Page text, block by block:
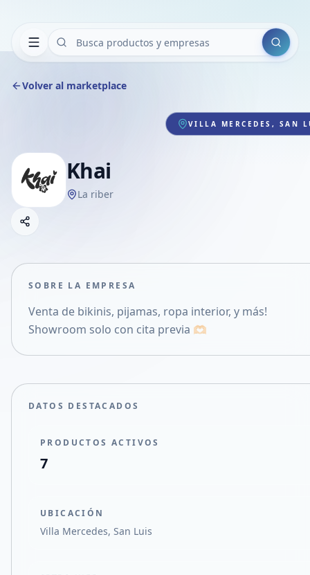
Buscar
Volver al marketplace
VILLA MERCEDES, SAN
Khai
La riber
Compartir empresa
Compartir en X
SOBRE LA EMPRESA
Venta de bikinis, pijamas, ropa interior, y más!
Showroom solo con cita previa 🫶🏻
DATOS DESTACADOS
PRODUCTOS ACTIVOS
7
UBICACIÓN
Villa Mercedes, San Luis